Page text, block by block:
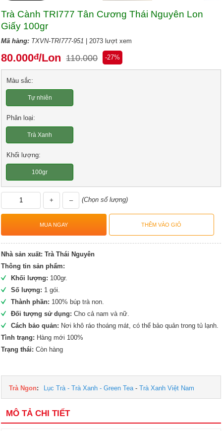
Trà Cành TRI777 Tân Cương Thái Nguyên Lon
Giấy 100gr
Mã hàng: TXVN-TRI777-951 | 2073 lượt xem
80.000đ/Lon 110.000 -27%
Màu sắc:
Tự nhiên
Phân loại:
Trà Xanh
Khối lượng:
100gr
+ – (Chọn số lượng)
Nhà sản xuất: Trà Thái Nguyên
Thông tin sản phẩm:
Khối lượng: 100gr.
Số lượng: 1 gói.
Thành phần: 100% búp trà non.
Đối tượng sử dụng:Cho cả nam và nữ.
Cách bảo quản: Nơi khô ráo thoáng mát, có thể bảo quản trong tủ lạnh.
Tình trạng: Hàng mới 100%
Trạng thái:Còn hàng
Trà Ngon: Lục Trà - Trà Xanh - Green Tea -Trà Xanh Việt Nam
MÔ TẢ CHI TIẾT